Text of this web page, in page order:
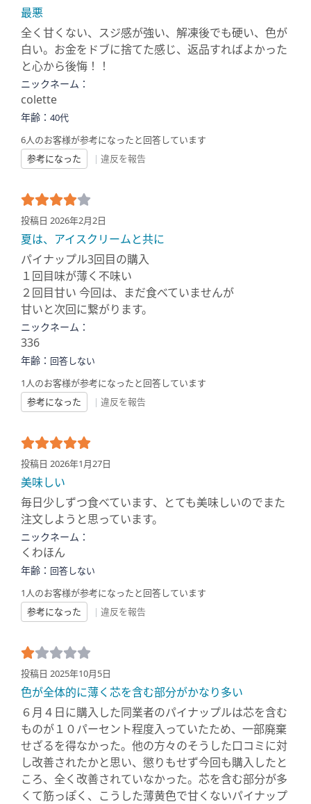
最悪
全く甘くない、スジ感が強い、解凍後でも硬い、色が
白い。お金をドブに捨てた感じ、返品すればよかった
と心から後悔！！
ニックネーム：
colette
年齢： 40代
6人のお客様が参考になったと回答しています
参考になった
| 違反を報告
投稿日 2026年2月2日
夏は、アイスクリームと共に
パイナップル3回目の購入
１回目味が薄く不味い
２回目甘い 今回は、まだ食べていませんが
甘いと次回に繋がります。
ニックネーム：
336
年齢： 回答しない
1人のお客様が参考になったと回答しています
参考になった
| 違反を報告
投稿日 2026年1月27日
美味しい
毎日少しずつ食べています、とても美味しいのでまた
注文しようと思っています。
ニックネーム：
くわほん
年齢： 回答しない
1人のお客様が参考になったと回答しています
参考になった
| 違反を報告
投稿日 2025年10月5日
色が全体的に薄く芯を含む部分がかなり多い
６月４日に購入した同業者のパイナップルは芯を含む
ものが１０パーセント程度入っていたため、一部廃棄
せざるを得なかった。他の方々のそうした口コミに対
し改善されたかと思い、懲りもせず今回も購入したと
ころ、全く改善されていなかった。芯を含む部分が多
くて筋っぽく、こうした薄黄色で甘くないパイナップ